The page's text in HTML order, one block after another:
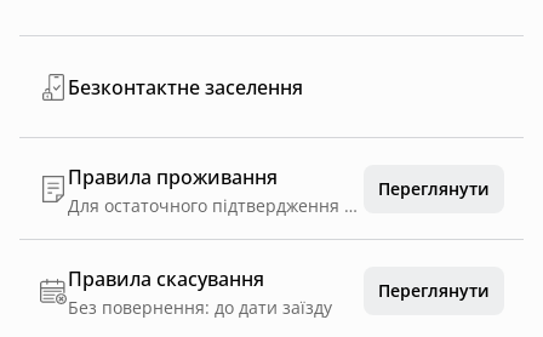
Безконтактне заселення
Правила проживання
Для остаточного підтвердження бронювання гостю потрібно внести додаткову другу передоплату у розмірі 30% від вартості проживання на реквізити комплексу: 4441111032683413 Решта суми оплачується при заселенні. Дякуємо за розуміння та будемо раді бачити вас у нас 🌿
Переглянути
Правила скасування
Без повернення: до дати заїзду
Переглянути